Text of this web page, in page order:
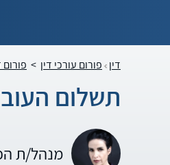
דין פורום עורכי דין >
תשלום
מנהל/ת